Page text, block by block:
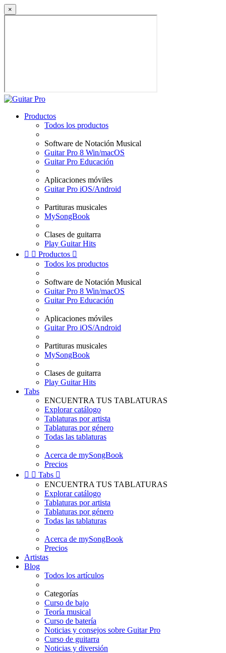
×
Productos
Todos los productos
Software de Notación Musical
Guitar Pro 8 Win/macOS
Guitar Pro Educación
Aplicaciones móviles
Guitar Pro iOS/Android
Partituras musicales
MySongBook
Clases de guitarra
Play Guitar Hits
  Productos 
Todos los productos
Software de Notación Musical
Guitar Pro 8 Win/macOS
Guitar Pro Educación
Aplicaciones móviles
Guitar Pro iOS/Android
Partituras musicales
MySongBook
Clases de guitarra
Play Guitar Hits
Tabs
ENCUENTRA TUS TABLATURAS
Explorar catálogo
Tablaturas por artista
Tablaturas por género
Todas las tablaturas
Acerca de mySongBook
Precios
  Tabs 
ENCUENTRA TUS TABLATURAS
Explorar catálogo
Tablaturas por artista
Tablaturas por género
Todas las tablaturas
Acerca de mySongBook
Precios
Artistas
Blog
Todos los artículos
Categorías
Curso de bajo
Teoría musical
Curso de batería
Noticias y consejos sobre Guitar Pro
Curso de guitarra
Noticias y diversión